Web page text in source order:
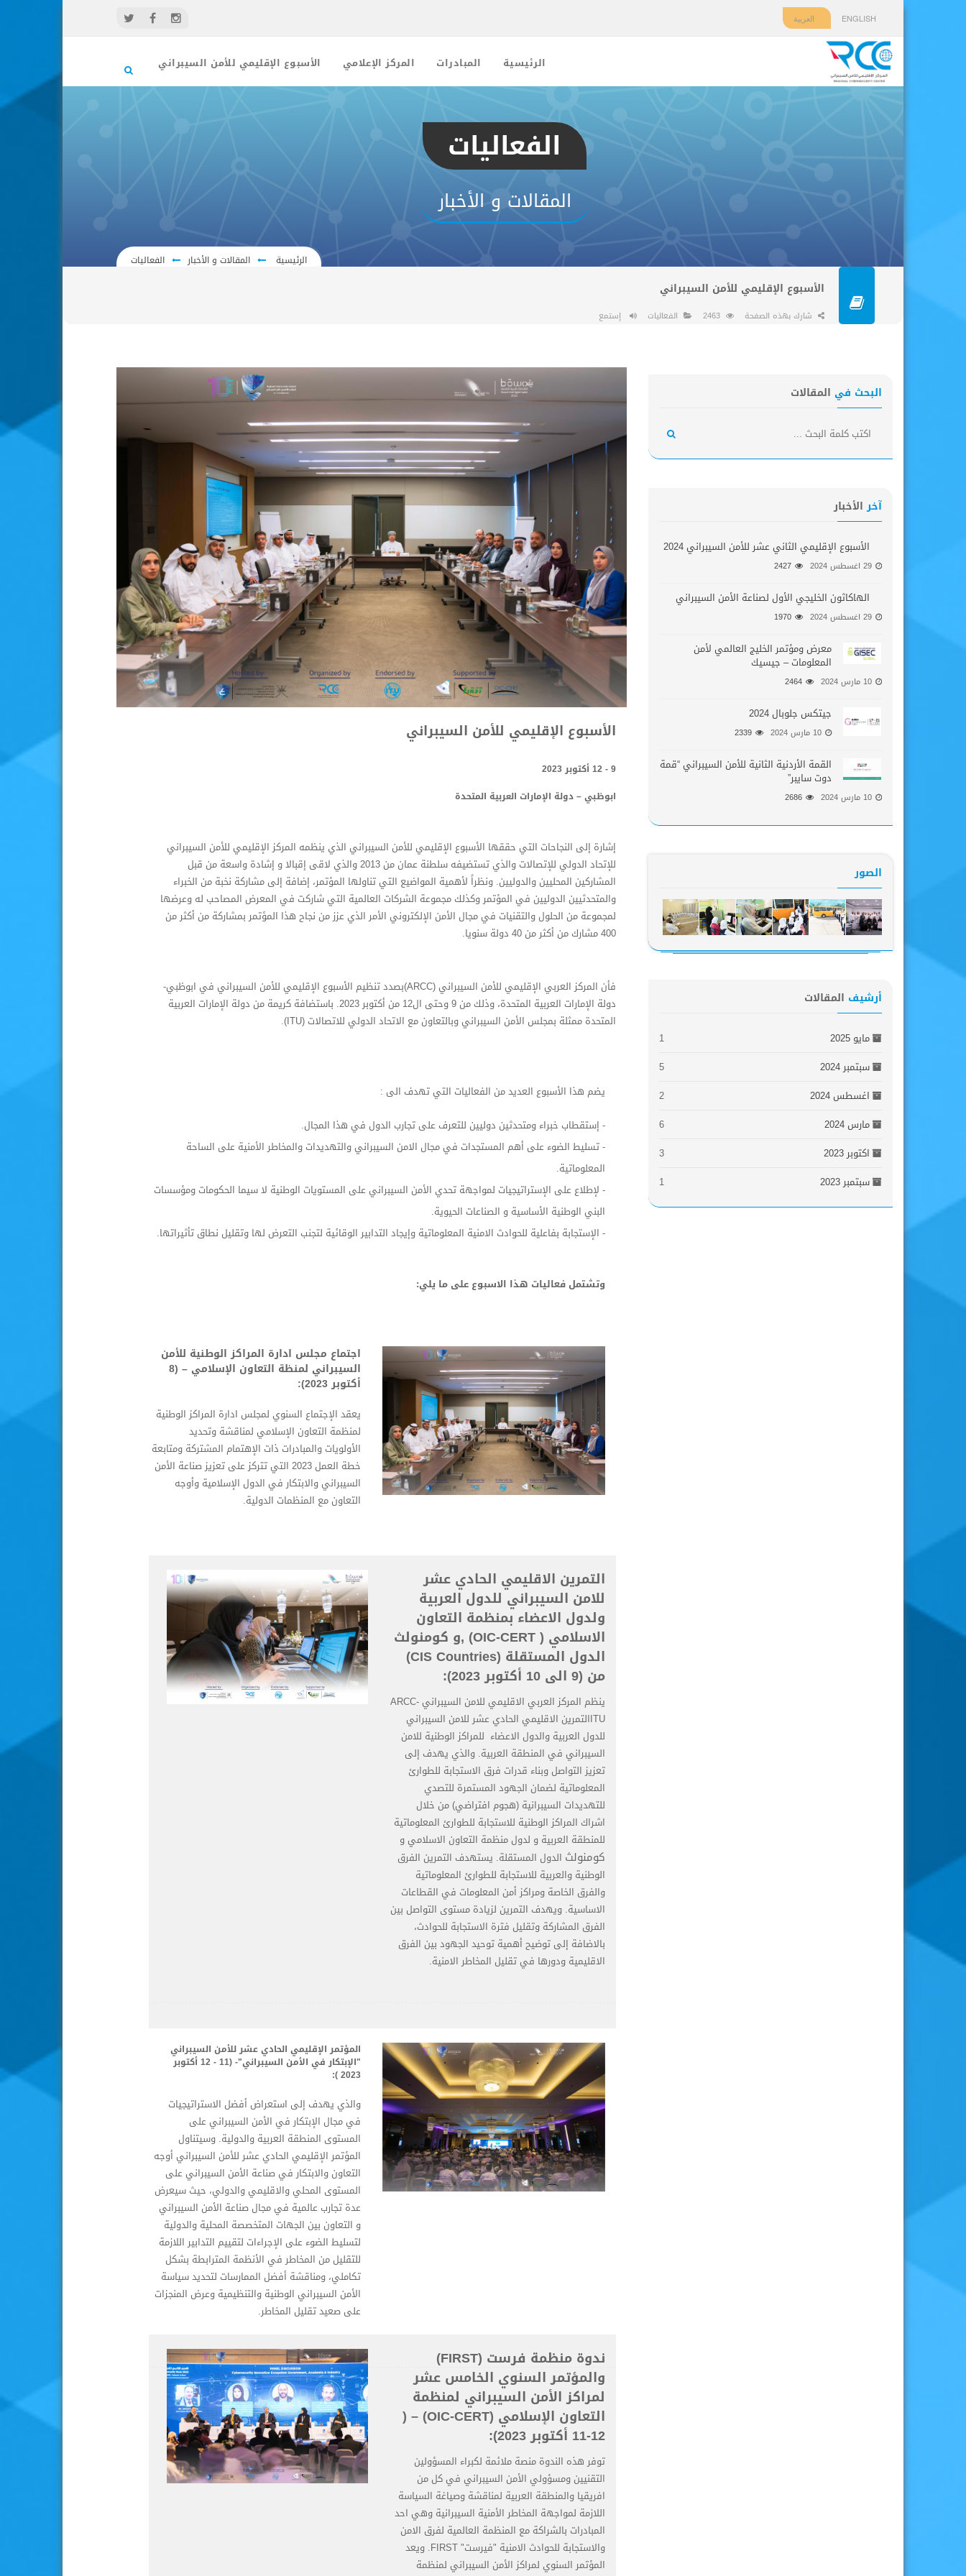
ENGLISH العربية
الرئيسية المبادرات المركز الإعلامي الأسبوع الإقليمي للأمن السيبراني
الفعاليات
المقالات و الأخبار
الرئيسية المقالات و الأخبار الفعاليات
الأسبوع الإقليمي للأمن السيبراني
شارك بهذه الصفحة 2463 الفعاليات إستمع
الأسبوع الإقليمي للأمن السيبراني
9 - 12 أكتوبر 2023
ابوظبي – دولة الإمارات العربية المتحدة
إشارة إلى النجاحات التي حققها الأسبوع الإقليمي للأمن السيبراني الذي ينظمه المركز الإقليمي للأمن السيبراني
للإتحاد الدولي للإتصالات والذي تستضيفه سلطنة عمان من 2013 والذي لاقى إقبالا و إشادة واسعة من قبل
المشاركين المحليين والدوليين. ونظراً لأهمية المواضيع التي تناولها المؤتمر، إضافة إلى مشاركة نخبة من الخبراء
والمتحدثيين الدوليين في المؤتمر وكذلك مجموعة الشركات العالمية التي شاركت في المعرض المصاحب له وعرضها
لمجموعة من الحلول والتقنيات في مجال الأمن الإلكتروني الأمر الذي عزز من نجاح هذا المؤتمر بمشاركة من أكثر من
400 مشارك من أكثر من 40 دولة سنويا.
فأن المركز العربي الإقليمي للأمن السيبراني (ARCC)بصدد تنظيم الأسبوع الإقليمي للأمن السيبراني في ابوظبي-
دولة الإمارات العربية المتحدة، وذلك من 9 وحتى ال12 من أكتوبر 2023. باستضافة كريمة من دولة الإمارات العربية
المتحدة ممثلة بمجلس الأمن السيبراني وبالتعاون مع الاتحاد الدولي للاتصالات (ITU).
يضم هذا الأسبوع العديد من الفعاليات التي تهدف الى :
- إستقطاب خبراء ومتحدثين دوليين للتعرف على تجارب الدول في هذا المجال.
- تسليط الضوء على أهم المستجدات في مجال الامن السيبراني والتهديدات والمخاطر الأمنية على الساحة
المعلوماتية.
- لإطلاع على الإستراتيجيات لمواجهة تحدي الأمن السيبراني على المستويات الوطنية لا سيما الحكومات ومؤسسات
البني الوطنية الأساسية و الصناعات الحيوية.
- الإستجابة بفاعلية للحوادث الامنية المعلوماتية وإيجاد التدابير الوقائية لتجنب التعرض لها وتقليل نطاق تأثيراتها.
وتشتمل فعاليات هذا الاسبوع على ما يلي:
اجتماع مجلس ادارة المراكز الوطنية للأمن
السيبراني لمنظة التعاون الإسلامي – (8
أكتوبر 2023):
يعقد الإجتماع السنوي لمجلس ادارة المراكز الوطنية
لمنظمة التعاون الإسلامي لمناقشة وتحديد
الأولويات والمبادرات ذات الإهتمام المشتركة ومتابعة
خطة العمل 2023 التي تتركز على تعزيز صناعة الأمن
السيبراني والابتكار في الدول الإسلامية وأوجه
التعاون مع المنظمات الدولية.
التمرين الاقليمي الحادي عشر
للامن السيبراني للدول العربية
ولدول الاعضاء بمنظمة التعاون
الاسلامي ( OIC-CERT) ,و كومنولث
الدول المستقلة (CIS Countries)
من (9 الى 10 أكتوبر 2023):
ينظم المركز العربي الاقليمي للامن السيبراني ARCC-
ITUالتمرين الاقليمي الحادي عشر للامن السيبراني
للدول العربية والدول الاعضاء للمراكز الوطنية للامن
السيبراني في المنطقة العربية. والذي يهدف إلى
تعزيز التواصل وبناء قدرات فرق الاستجابة للطوارئ
المعلوماتية لضمان الجهود المستمرة للتصدي
للتهديدات السيبرانية (هجوم افتراضي) من خلال
اشراك المراكز الوطنية للاستجابة للطوارئ المعلوماتية
للمنطقة العربية و لدول منظمة التعاون الاسلامي و
كومنولث الدول المستقلة. يستهدف التمرين الفرق
الوطنية والعربية للاستجابة للطوارئ المعلوماتية
والفرق الخاصة ومراكز أمن المعلومات في القطاعات
الاساسية. ويهدف التمرين لزيادة مستوى التواصل بين
الفرق المشاركة وتقليل فترة الاستجابة للحوادث،
بالاضافة إلى توضيح أهمية توحيد الجهود بين الفرق
الاقليمية ودورها في تقليل المخاطر الامنية.
المؤتمر الإقليمي الحادي عشر للأمن السيبراني
"الإبتكار في الأمن السيبراني"- (11 - 12 أكتوبر
2023 ):
والذي يهدف إلى استعراض أفضل الاستراتيجيات
في مجال الإبتكار في الأمن السيبراني على
المستوى المنطقة العربية والدولية. وسيتناول
المؤتمر الإقليمي الحادي عشر للأمن السيبراني أوجه
التعاون والابتكار في صناعة الأمن السيبراني على
المستوى المحلي والاقليمي والدولي، حيث سيعرض
عدة تجارب عالمية في مجال صناعة الأمن السيبراني
و التعاون بين الجهات المتخصصة المحلية والدولية
لتسليط الضوء على الإجراءات لتقييم التدابير اللازمة
للتقليل من المخاطر في الأنظمة المترابطة بشكل
تكاملي، ومناقشة أفضل الممارسات لتحديد سياسة
الأمن السيبراني الوطنية والتنظيمية وعرض المنجزات
على صعيد تقليل المخاطر.
ندوة منظمة فرست (FIRST)
والمؤتمر السنوي الخامس عشر
لمراكز الأمن السيبراني لمنظمة
التعاون الإسلامي (OIC-CERT) – (
11-12 أكتوبر 2023):
توفر هذه الندوة منصة ملائمة لكبراء المسؤولين
التقنيين ومسؤولي الأمن السيبراني في كل من
افريقيا والمنطقة العربية لمناقشة وصياغة السياسة
اللازمة لمواجهة المخاطر الأمنية السيبرانية وهي احد
المبادرات بالشراكة مع المنظمة العالمية لفرق الامن
والاستجابة للحوادث الامنية "فيرست" FIRST. ويعد
المؤتمر السنوي لمراكز الأمن السيبراني لمنظمة
البحث في المقالات
آخرالأخبار
الأسبوع الإقليمي الثاني عشر للأمن السيبراني 2024
29 اغسطس 2024 2427
الهاكاثون الخليجي الأول لصناعة الأمن السيبراني
29 اغسطس 2024 1970
معرض ومؤتمر الخليج العالمي لأمن
المعلومات – جيسيك
10 مارس 2024 2464
جيتكس جلوبال 2024
10 مارس 2024 2339
القمة الأردنية الثانية للأمن السيبراني “قمة
دوت سايبر”
10 مارس 2024 2686
الصور
أرشيف المقالات
مايو 2025
1
سبتمبر 2024
5
اغسطس 2024
2
مارس 2024
6
اكتوبر 2023
3
سبتمبر 2023
1